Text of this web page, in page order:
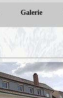
Galerie